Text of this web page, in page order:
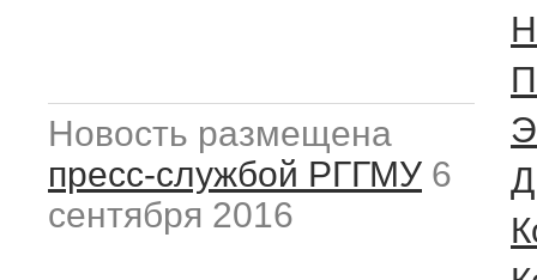
Новость размещена
пресс-службой РГГМУ 6
сентября 2016